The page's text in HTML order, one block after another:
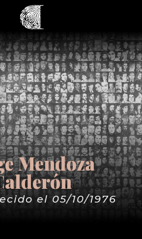
Mendoza
el 05/10/1976